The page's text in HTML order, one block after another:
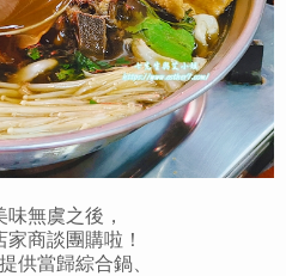
無虞之後，
商談團購啦！
供當歸綜合鍋、